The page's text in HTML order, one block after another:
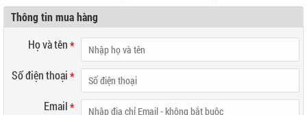
khác
Thông tin mua hàng
Họ và tên*
Số điện thoại*
Email*